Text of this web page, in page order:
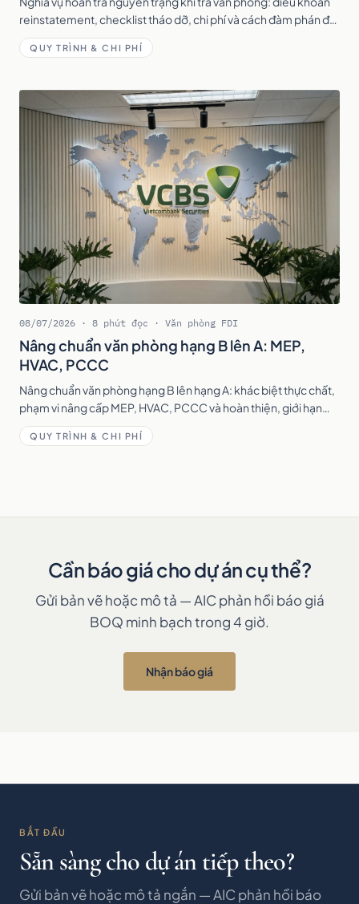
reinstatement, checklist tháo dỡ, chi phí và cách đàm phán để
không mất oan tiền cọc.
QUY TRÌNH & CHI PHÍ
08/07/2026 · 8 phút đọc · Văn phòng FDI
Nâng chuẩn văn phòng hạng B lên A: MEP,
HVAC, PCCC
Nâng chuẩn văn phòng hạng B lên hạng A: khác biệt thực chất,
phạm vi nâng cấp MEP, HVAC, PCCC và hoàn thiện, giới hạn
tòa nhà và chi phí tham khảo.
QUY TRÌNH & CHI PHÍ
Cần báo giá cho dự án cụ thể?
Gửi bản vẽ hoặc mô tả — AIC phản hồi báo giá
BOQ minh bạch trong 4 giờ.
Nhận báo giá
BẮT ĐẦU
Sẵn sàng cho dự án tiếp theo?
Gửi bản vẽ hoặc mô tả ngắn — AIC phản hồi báo